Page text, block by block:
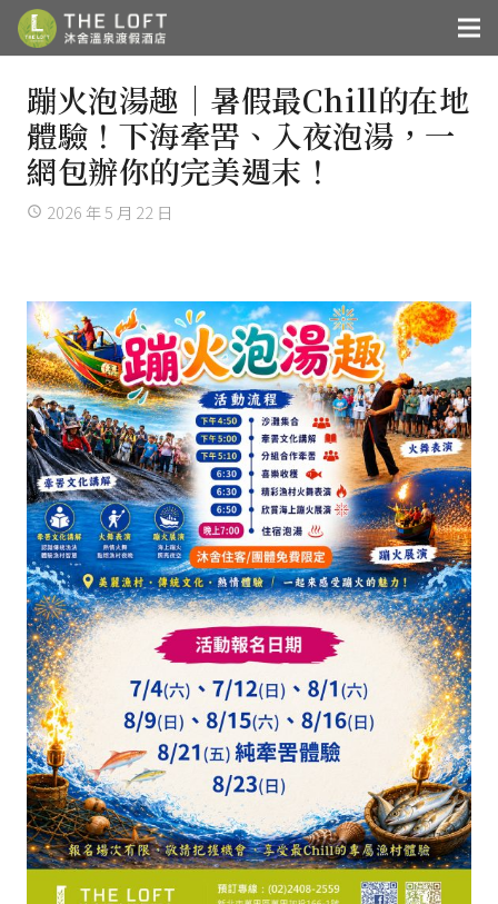
蹦火泡湯趣｜暑假最Chill的在地
體驗！下海牽罟、入夜泡湯，一
網包辦你的完美週末！
access_time 2026 年 5 月 22 日